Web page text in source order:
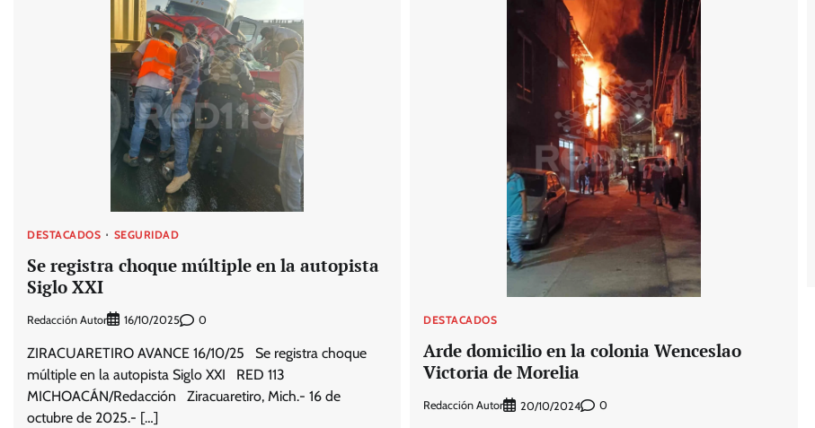
DESTACADOS SEGURIDAD
Se registra choque múltiple en la autopista
Siglo XXI
Redacción Autor 16/10/2025 0
ZIRACUARETIRO AVANCE 16/10/25 Se registra choque
múltiple en la autopista Siglo XXI RED 113
MICHOACÁN/Redacción Ziracuaretiro, Mich.- 16 de
octubre de 2025.- […]
DESTACADOS
Arde domicilio en la colonia Wenceslao
Victoria de Morelia
Redacción Autor 20/10/2024 0